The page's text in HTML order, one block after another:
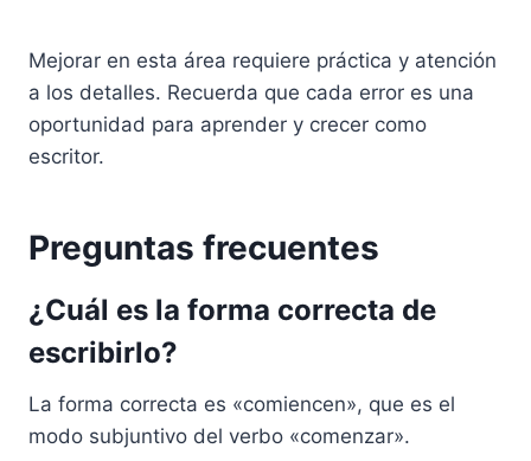
Mejorar en esta área requiere práctica y atención
a los detalles. Recuerda que cada error es una
oportunidad para aprender y crecer como
escritor.
Preguntas frecuentes
¿Cuál es la forma correcta de
escribirlo?
La forma correcta es «comiencen», que es el
modo subjuntivo del verbo «comenzar».